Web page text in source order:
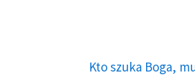
Kto szuka Boga,